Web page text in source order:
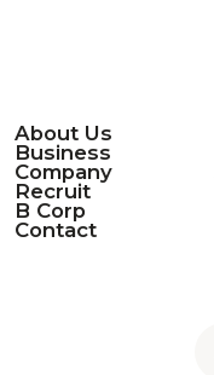
About Us
Business
Company
Recruit
B Corp
Contact